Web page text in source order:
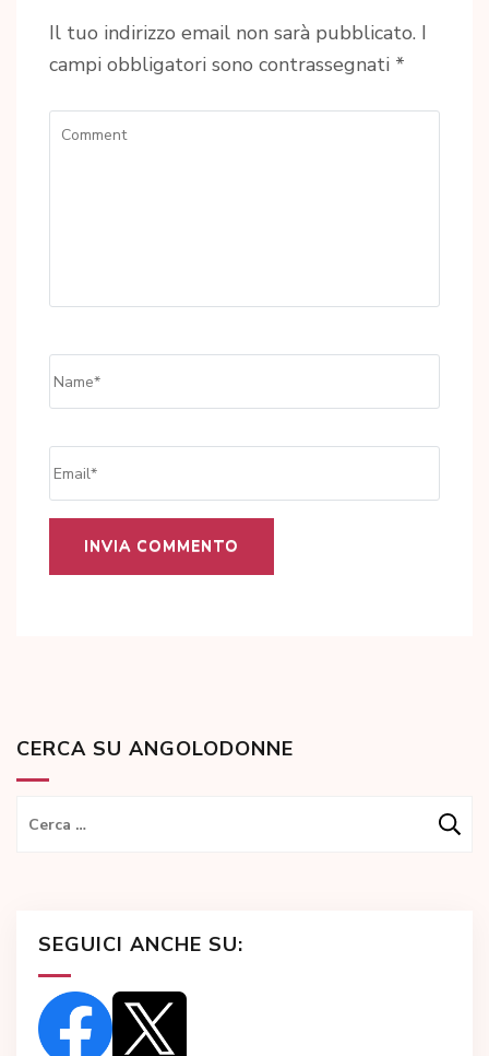
Il tuo indirizzo email non sarà pubblicato. I
campi obbligatori sono contrassegnati *
Comment
CERCA SU ANGOLODONNE
Ricerca
SEGUICI ANCHE SU: